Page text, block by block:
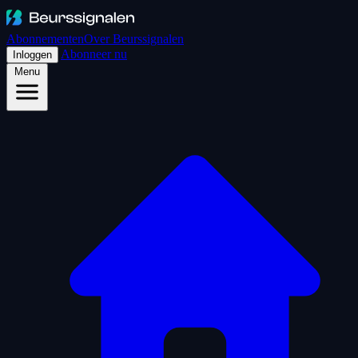
AbonnementenOver Beurssignalen
Inloggen Abonneer nu
Menu